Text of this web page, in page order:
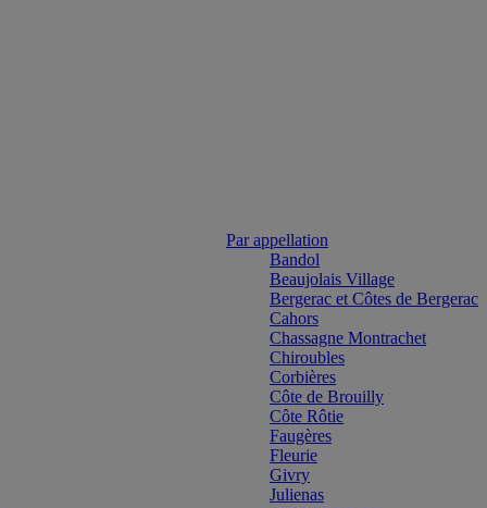
Par appellation
Bandol
Beaujolais Village
Bergerac et Côtes de Bergerac
Cahors
Chassagne Montrachet
Chiroubles
Corbières
Côte de Brouilly
Côte Rôtie
Faugères
Fleurie
Givry
Julienas